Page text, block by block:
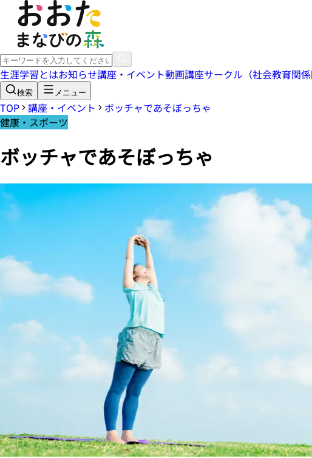
生涯学習とはお知らせ講座・イベント動画講座サークル（社会教育関係
検索 メニュー
TOP 講座・イベント
ボッチャであそぼっちゃ
健康・スポーツ
ボッチャであそぼっちゃ